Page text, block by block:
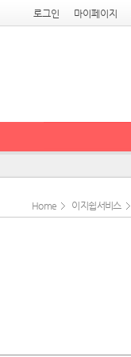
로그인 마이페이지
Home 이지쉽서비스